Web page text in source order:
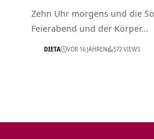
Zehn Uhr morgens und die
Feierabend und der Körper…
DIETA VOR 16 JAHREN 572 VIEWS